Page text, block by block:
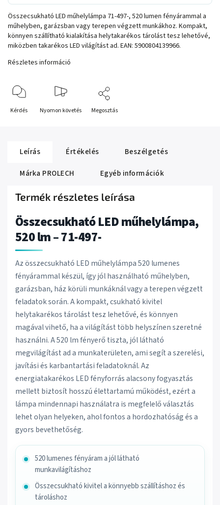
Összecsukható LED műhelylámpa 71-497-, 520 lumen fényárammal a
műhelyben, garázsban vagy terepen végzett munkákhoz. Kompakt,
könnyen szállítható kialakítása helytakarékos tárolást tesz lehetővé,
miközben takarékos LED világítást ad. EAN: 5900804139966.
Részletes információ
Kérdés Nyomon követés Megosztás
Leírás Értékelés
Beszélgetés
Márka PROLECH Egyéb információk
Termék részletes leírása
Összecsukható LED műhelylámpa,
520 lm – 71-497-
Az összecsukható LED műhelylámpa 520 lumenes
fényárammal készül, így jól használható műhelyben,
garázsban, ház körüli munkáknál vagy a terepen végzett
feladatok során. A kompakt, csukható kivitel
helytakarékos tárolást tesz lehetővé, és könnyen
magával vihető, ha a világítást több helyszínen szeretné
használni. A 520 lm fényerő tiszta, jól látható
megvilágítást ad a munkaterületen, ami segít a szerelési,
javítási és karbantartási feladatoknál. Az
energiatakarékos LED fényforrás alacsony fogyasztás
mellett biztosít hosszú élettartamú működést, ezért a
lámpa mindennapi használatra is megfelelő választás
lehet olyan helyeken, ahol fontos a hordozhatóság és a
gyors bevethetőség.
520 lumenes fényáram a jól látható
munkavilágításhoz
Összecsukható kivitel a könnyebb szállításhoz és
tároláshoz